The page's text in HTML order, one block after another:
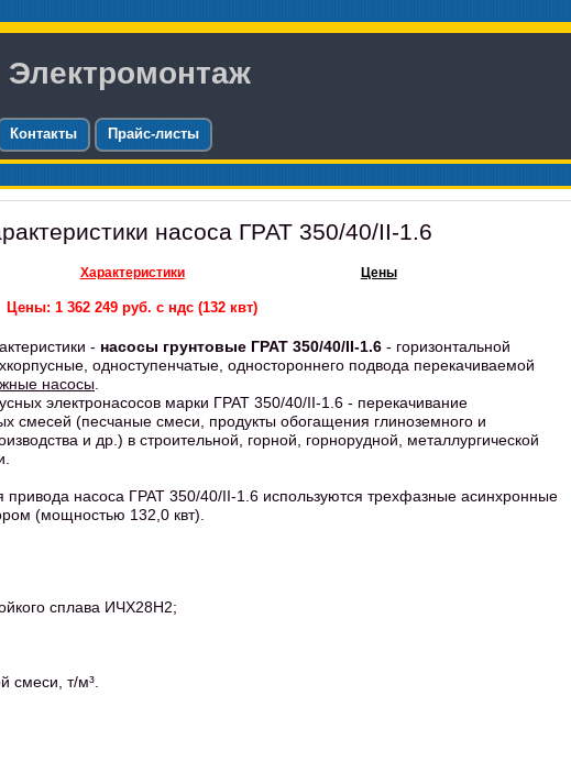
Электромонтаж
Контакты Прайс-листы
насоса ГРАТ 350/40/II-1.6
Характеристики Цены
Цены: 1 362 249 руб. с ндс (132 квт)
- насосы грунтовые ГРАТ 350/40/II-1.6 - горизонтальной
одноступенчатые, одностороннего подвода перекачиваемой
насосы
электронасосов марки ГРАТ 350/40/II-1.6 - перекачивание
смесей (песчаные смеси, продукты обогащения глиноземного и
и др.) в строительной, горной, горнорудной, металлургической
привода насоса ГРАТ 350/40/II-1.6 используются трехфазные асинхронные
(мощностью 132,0 квт).
сплава ИЧХ28Н2;
смеси, т/м³.